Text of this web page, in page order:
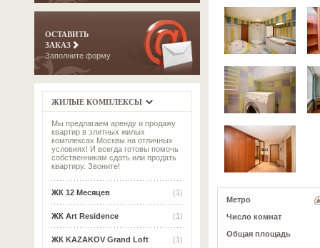
ОСТАВИТЬ
ЗАКАЗ
Заполните форму
ЖИЛЫЕ КОМПЛЕКСЫ
Мы предлагаем аренду и продажу
квартир в элитных жилых
комплексах Москвы на отличных
условиях! И всегда готовы помочь
собственникам сдать или продать
квартиру. Звоните!
(1)
ЖК 12 Месяцев
(1)
ЖК Art Residence
(1)
ЖК KAZAKOV Grand Loft
Метро
Число комнат
Общая площадь